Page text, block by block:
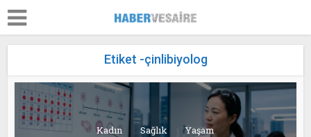
Etiket -çinlibiyolog
Kadın Sağlık Yaşam